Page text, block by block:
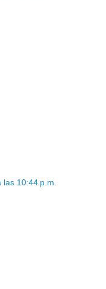
las 10:44 p.m.